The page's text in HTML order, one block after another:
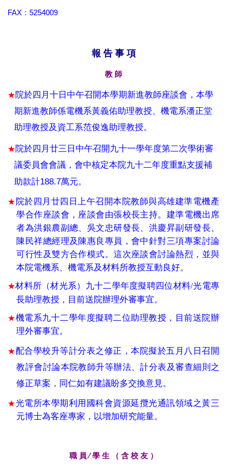
FAX：5254009
報 告 事 項
教 師
★院於四月十日中午召開本學期新進教師座談會，本學
期新進教師係電機系黃義佑助理教授、機電系潘正堂
助理教授及資工系范俊逸助理教授。
★院於四月廿三日中午召開九十一學年度第二次學術審
議委員會會議，會中核定本院九十二年度重點支援補
助款計188.7萬元。
★ 院於四月廿四日上午召開本院教師與高雄建準電機產
學合作座談會，座談會由張校長主持。建準電機出席
者為洪銀農副總、吳文忠研發長、洪慶昇副研發長、
陳民祥總經理及陳惠良專員，會中針對三項專案討論
可行性及雙方合作模式。這次座談會討論熱烈，並與
本院電機系、機電系及材料所教授互動良好。
★材料所（材光系）九十二學年度擬聘四位材料/光電專
長助理教授，目前送院辦理外審事宜。
★機電系九十二學年度擬聘二位助理教授，目前送院辦
理外審事宜。
★配合學校升等計分表之修正，本院擬於五月八日召開
教評會討論本院教師升等辦法、計分表及審查細則之
修正草案，同仁如有建議盼多交換意見。
★光電所本學期利用國科會資源延攬光通訊領域之黃三
元博士為客座專家，以增加研究能量。
職 員 ∕ 學 生 （ 含 校 友 ）